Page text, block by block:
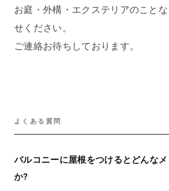
お庭・外構・エクステリアのこと
せください。
ご連絡お待ちしております。
よくある質問
バルコニーに屋根をつけるとどんな
か?